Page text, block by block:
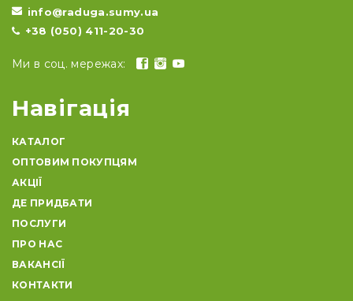
info@raduga.sumy.ua
+38 (050) 411-20-30
Ми в соц. мережах:
Навігація
КАТАЛОГ
ОПТОВИМ ПОКУПЦЯМ
АКЦІЇ
ДЕ ПРИДБАТИ
ПОСЛУГИ
ПРО НАС
ВАКАНСІЇ
КОНТАКТИ